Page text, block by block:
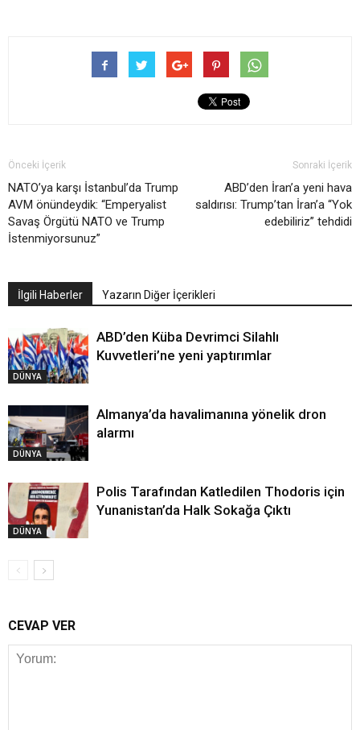
Önceki İçerik
NATO’ya karşı İstanbul’da Trump
AVM önündeydik: “Emperyalist
Savaş Örgütü NATO ve Trump
İstenmiyorsunuz”
Sonraki İçerik
ABD’den İran’a yeni hava
saldırısı: Trump’tan İran’a “Yok
edebiliriz” tehdidi
İlgili Haberler Yazarın Diğer İçerikleri
DÜNYA
ABD’den Küba Devrimci Silahlı
Kuvvetleri’ne yeni yaptırımlar
DÜNYA
Almanya’da havalimanına yönelik dron
alarmı
DÜNYA
Polis Tarafından Katledilen Thodoris için
Yunanistan’da Halk Sokağa Çıktı
CEVAP VER